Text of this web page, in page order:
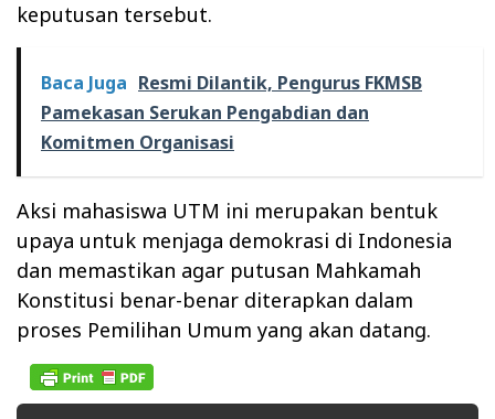
keputusan tersebut.
Baca Juga Resmi Dilantik, Pengurus FKMSB
Pamekasan Serukan Pengabdian dan
Komitmen Organisasi
Aksi mahasiswa UTM ini merupakan bentuk
upaya untuk menjaga demokrasi di Indonesia
dan memastikan agar putusan Mahkamah
Konstitusi benar-benar diterapkan dalam
proses Pemilihan Umum yang akan datang.